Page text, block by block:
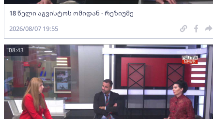
18 წელი აგვისტოს ომიდან - რეზიუმე
2026/08/07 19:55
08:43